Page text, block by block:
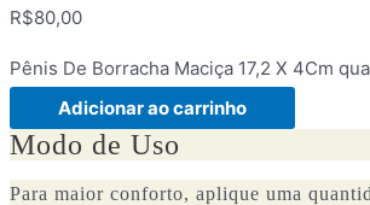
R$80,00
Pênis De Borracha Maciça 17,2 X 4Cm
Adicionar ao carrinho
Modo de Uso
Para maior conforto, aplique uma